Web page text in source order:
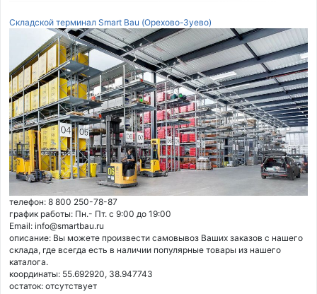
Складской терминал Smart Bau (Орехово-Зуево)
телефон: 8 800 250-78-87
график работы: Пн.- Пт. с 9:00 до 19:00
Email: info@smartbau.ru
описание: Вы можете произвести самовывоз Ваших заказов с нашего
склада, где всегда есть в наличии популярные товары из нашего
каталога.
координаты: 55.692920, 38.947743
остаток: отсутствует